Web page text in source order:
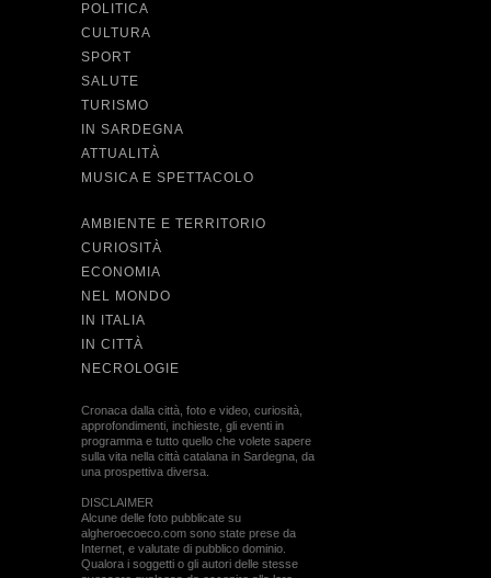
POLITICA
CULTURA
SPORT
SALUTE
TURISMO
IN SARDEGNA
ATTUALITÀ
MUSICA E SPETTACOLO
AMBIENTE E TERRITORIO
CURIOSITÀ
ECONOMIA
NEL MONDO
IN ITALIA
IN CITTÀ
NECROLOGIE
Cronaca dalla città, foto e video, curiosità,
approfondimenti, inchieste, gli eventi in
programma e tutto quello che volete sapere
sulla vita nella città catalana in Sardegna, da
una prospettiva diversa.
DISCLAIMER
Alcune delle foto pubblicate su
algheroecoeco.com sono state prese da
Internet, e valutate di pubblico dominio.
Qualora i soggetti o gli autori delle stesse